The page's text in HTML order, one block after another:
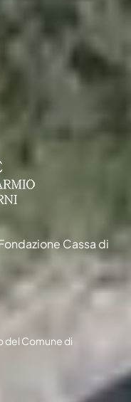
Cassa di
del Comune di